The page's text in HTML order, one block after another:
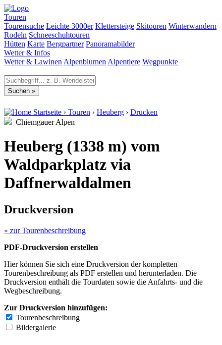
Touren
Tourensuche Leichte 3000er Klettersteige Skitouren Winterwandern
Rodeln Schneeschuhtouren
Hütten Karte Bergpartner Panoramabilder
Wetter & Infos
Wetter & Lawinen Alpenblumen Alpentiere Wegpunkte
Startseite › Touren › Heuberg › Drucken
Chiemgauer Alpen
Heuberg (1338 m) vom
Waldparkplatz via
Daffnerwaldalmen
Druckversion
« zur Tourenbeschreibung
PDF-Druckversion erstellen
Hier können Sie sich eine Druckversion der kompletten
Tourenbeschreibung als PDF erstellen und herunterladen. Die
Druckversion enthält die Tourdaten sowie die Anfahrts- und die
Wegbeschreibung.
Zur Druckversion hinzufügen:
Tourenbeschreibung
Bildergalerie